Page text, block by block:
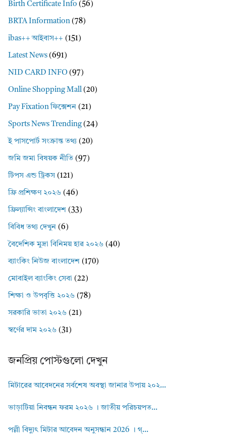
Birth Certificate Info (56)
BRTA Information (78)
ibas++ আইবাস++ (151)
Latest News (691)
NID CARD INFO (97)
Online Shopping Mall (20)
Pay Fixation ফিক্সেশন (21)
Sports News Trending(24)
ই পাসপোর্ট সংক্রান্ত তথ্য (20)
জমি জমা বিষয়ক নীতি (97)
টিপস এন্ড ট্রিকস (121)
ফ্রি প্রশিক্ষণ ২০২৬ (46)
ফ্রিল্যান্সিং বাংলাদেশ (33)
বিবিধ তথ্য দেখুন (6)
বৈদেশিক মুদ্রা বিনিময় হার ২০২৬ (40)
ব্যাংকিং নিউজ বাংলাদেশ (170)
মোবাইল ব্যাংকিং সেবা (22)
শিক্ষা ও উপবৃত্তি ২০২৬ (78)
সরকারি ভাতা ২০২৬ (21)
স্বর্ণের দাম ২০২৬ (31)
জনপ্রিয় পোস্টগুলো দেখুন
মিটারের আবেদনের সর্বশেষ অবস্থা জানার উপায় ২০২...
ভাড়াটিয়া নিবন্ধন ফরম ২০২৬ । জাতীয় পরিচয়পত...
পল্লী বিদ্যুৎ মিটার আবেদন অনুসন্ধান 2026 । গ্...